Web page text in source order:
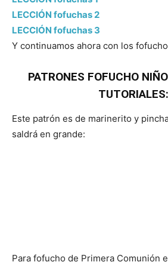
LECCIÓN fofuchas 2
LECCIÓN fofuchas 3
Y continuamos ahora con los
PATRONES FOFUCHO
TUTORIALES:
Este patrón es de marinerito y
saldrá en grande:
Para fofucho de Primera Comunión